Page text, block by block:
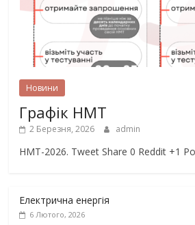
Новини
Графік НМТ
2 Березня, 2026 admin
НМТ-2026. Tweet Share 0 Reddit +1
Електрична енергія
6 Лютого, 2026